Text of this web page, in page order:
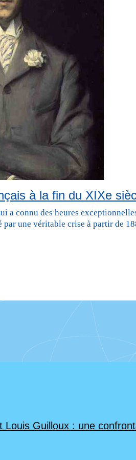
à la fin du XIXe
a connu des heures
par une véritable crise à partir de
Louis Guilloux : une